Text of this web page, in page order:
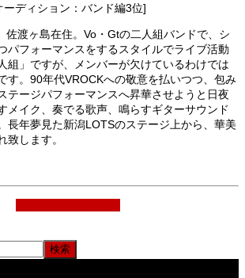
ーディション：バンド編3位]
佐渡ヶ島在住。Vo・Gtの二人組バンドで、シ
パフォーマンスをするスタイルでライブ活動
組」ですが、メンバーが欠けているわけでは
す。90年代VROCKへの敬意を払いつつ、包み
テージパフォーマンスへ昇華させようと日夜
メイク、奏でる歌声、鳴らすギターサウンド
長年夢見た新潟LOTSのステージ上から、華美
致します。
検索